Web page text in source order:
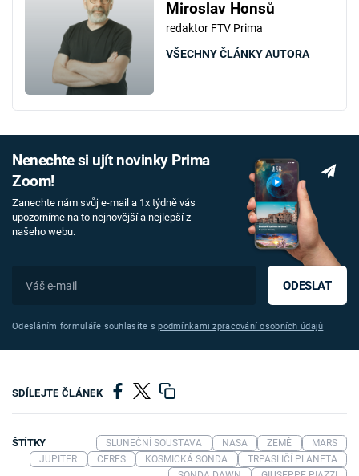
Miroslav Honsů
redaktor FTV Prima
VŠECHNY ČLÁNKY AUTORA
Nenechte si ujít novinky Prima
Zoom!
Zanechte nám svůj e-mail a 1x týdně vás
upozorníme na to nejnovější a nejlepší z
našeho webu.
ODESLAT
Odesláním formuláře souhlasíte spodmínkami zpracování osobních údajů
SDÍLEJTE ČLÁNEK
ŠTÍTKY SLUNEČNÍ SOUSTAVA NASA ZEMĚ
MARS
JUPITER
CERES KOSMICKÁ SONDA
TRPASLIČÍ PLANETA